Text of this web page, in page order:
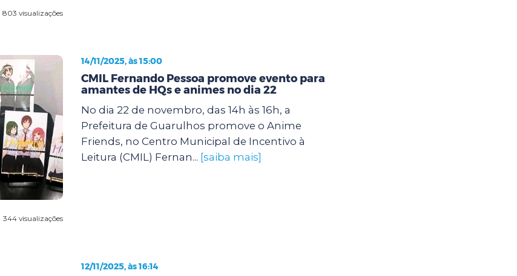
803 visualizações
344 visualizações
14/11/2025, às 15:00
CMIL Fernando Pessoa promove evento para
amantes de HQs e animes no dia 22
No dia 22 de novembro, das 14h às 16h, a
Prefeitura de Guarulhos promove o Anime
Friends, no Centro Municipal de Incentivo à
Leitura (CMIL) Fernan... [saiba mais]
12/11/2025, às 16:14